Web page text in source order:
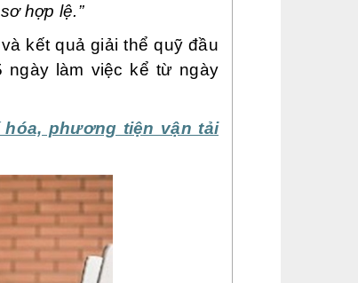
hợp lệ.”
kết quả giải thể quỹ đầu
ngày làm việc kể từ ngày
phương tiện vận tải